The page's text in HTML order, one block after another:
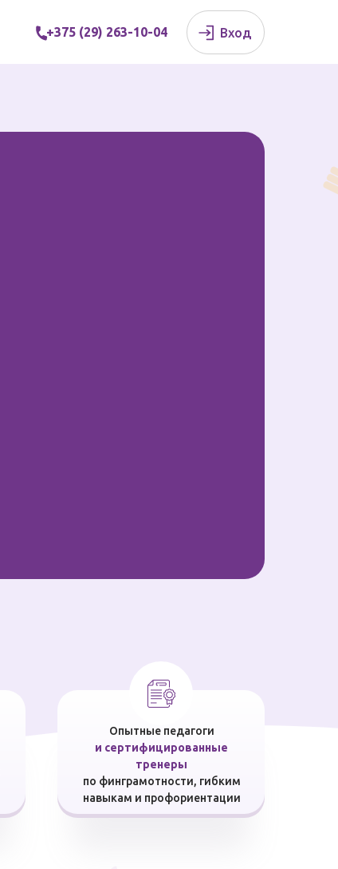
⠀⠀Вход
+375 (29) 263-10-04
Опытные педагоги
и сертифицированные
тренеры
по финграмотности, гибким
навыкам и профориентации